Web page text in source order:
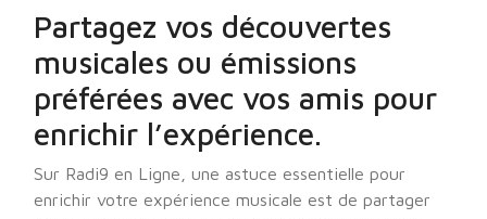
Partagez vos découvertes
musicales ou émissions
préférées avec vos amis pour
enrichir l’expérience.
Sur Radi9 en Ligne, une astuce essentielle pour
enrichir votre expérience musicale est de partager